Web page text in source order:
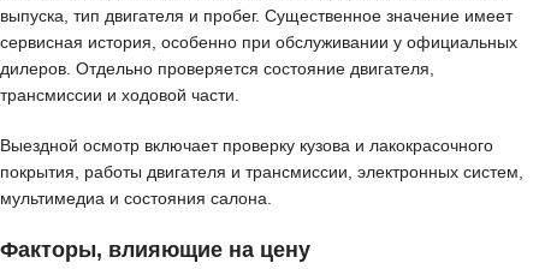
выпуска, тип двигателя и пробег. Существенное значение имеет
сервисная история, особенно при обслуживании у официальных
дилеров. Отдельно проверяется состояние двигателя,
трансмиссии и ходовой части.
Выездной осмотр включает проверку кузова и лакокрасочного
покрытия, работы двигателя и трансмиссии, электронных систем,
мультимедиа и состояния салона.
Факторы, влияющие на цену